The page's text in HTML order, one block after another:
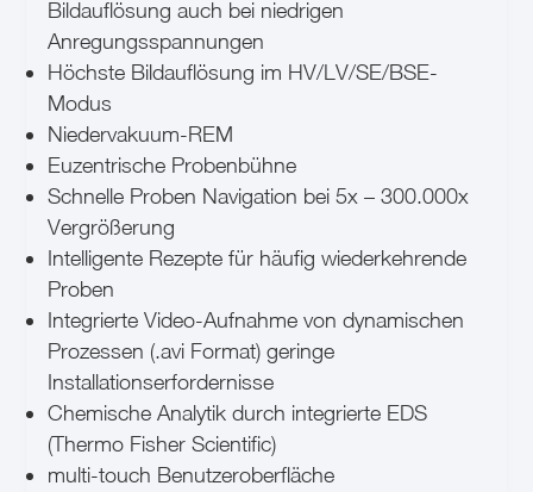
Bildauflösung auch bei niedrigen
Anregungsspannungen
Höchste Bildauflösung im HV/LV/SE/BSE-
Modus
Niedervakuum-REM
Euzentrische Probenbühne
Schnelle Proben Navigation bei 5x – 300.000x
Vergrößerung
Intelligente Rezepte für häufig wiederkehrende
Proben
Integrierte Video-Aufnahme von dynamischen
Prozessen (.avi Format) geringe
Installationserfordernisse
Chemische Analytik durch integrierte EDS
(Thermo Fisher Scientific)
multi-touch Benutzeroberfläche